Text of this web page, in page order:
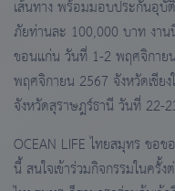
เส้นทาง พร้อมมอบประกันอุ
ภัยท่านละ 100,000 บาท งา
ขอนแก่น วันที่ 1-2 พฤศจิกาย
พฤศจิกายน 2567 จังหวัดเชี
จังหวัดสุราษฎร์ธานี วันที่ 22-
OCEAN LIFE ไทยสมุทร ขอ
นี้ สนใจเข้าร่วมกิจกรรมในครั้